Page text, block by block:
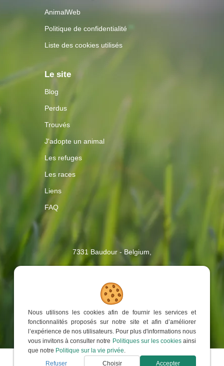
Nous utilisons les cookies afin de fournir les services et
fonctionnalités proposés sur notre site et afin d’améliorer
l’expérience de nos utilisateurs. Pour plus d'informations nous
vous invitons à consulter notre Politiques sur les cookiesainsi
que notre Politique sur la vie privée.
Refuser
Choisir Accepter
AnimalWeb
Politique de confidentialité
Liste des cookies utilisés
Le site
Blog
Perdus
Trouvés
J'adopte un animal
Les refuges
Les races
Liens
FAQ
Contactez-
7331 Baudour - Belgium,
| AnimalWeb, Tous droits réservés
TVA : BE 0459.923.916
Site web réalisé par